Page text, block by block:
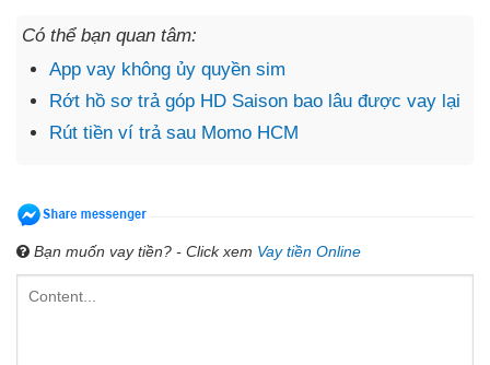
Có thể bạn quan tâm:
App vay không ủy quyền sim
Rớt hồ sơ trả góp HD Saison bao lâu được vay lại
Rút tiền ví trả sau Momo HCM
Bạn muốn vay tiền? - Click xem Vay tiền Online